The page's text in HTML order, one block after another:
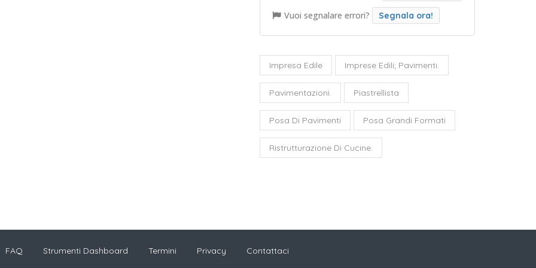
Vuoi segnalare errori? Segnala ora!
Impresa Edile Imprese Edili; Pavimenti.
Pavimentazioni. Piastrellista
Posa Di Pavimenti Posa Grandi Formati
Ristrutturazione Di Cucine.
FAQ Strumenti Dashboard Termini Privacy Contattaci